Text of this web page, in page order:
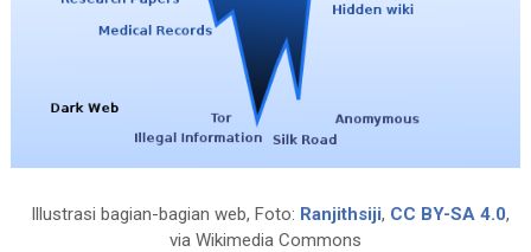
Illustrasi bagian-bagian web, Foto: Ranjithsiji, CC BY-SA 4.0,
via Wikimedia Commons